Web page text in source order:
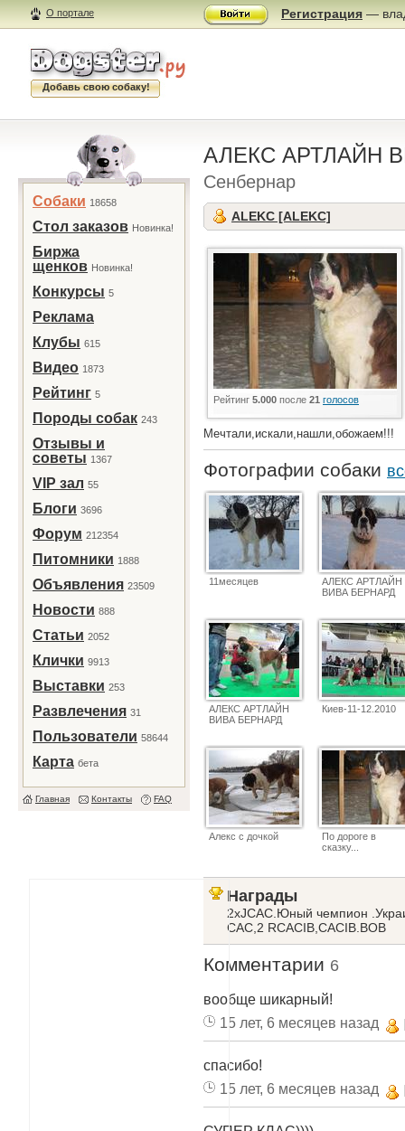
О портале Регистрация —
Добавь свою собаку!
Собаки 18658
Стол заказов Новинка!
Биржа
щенков Новинка!
Конкурсы 5
Реклама
Клубы 615
Видео 1873
Рейтинг 5
Породы собак 243
Отзывы и
советы 1367
VIP зал 55
Блоги 3696
Форум 212354
Питомники 1888
Объявления 23509
Новости 888
Статьи 2052
Клички 9913
Выставки 253
Развлечения 31
Пользователи 58644
Карта бета
Главная Контакты FAQ
АЛЕКС АРТЛАЙН
Сенбернар
ALEKC [ALEKC]
Рейтинг 5.000 после 21 голосов
Мечтали,искали,нашли,обожаем!!!
Фотографии собаки
11месяцев
АЛЕКС АРТЛАЙН
ВИВА БЕРНАРД
АЛЕКС АРТЛАЙН
ВИВА БЕРНАРД
Киев-11-12.2010
Алекс с дочкой
По дороге в
сказку...
Награды
2хJCAC.Юный чемпион
CAC,2 RCACIB,CACIB.BOB
Комментарии 6
вообще шикарный!
15 лет, 6 месяцев назад
спасибо!
15 лет, 6 месяцев назад